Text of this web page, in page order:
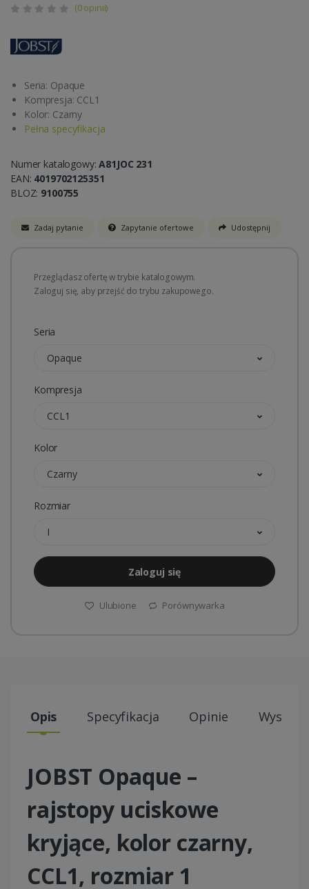
(0 opinii)
Seria: Opaque
Kompresja: CCL1
Kolor: Czarny
Pełna specyfikacja
Numer katalogowy:A81JOC 231
EAN: 4019702125351
BLOZ: 9100755
Zadaj pytanie Zapytanie ofertowe Udostępnij
Przeglądasz ofertę w trybie katalogowym.
Zaloguj się, aby przejść do trybu zakupowego.
Seria
Opaque
Kompresja
CCL1
Kolor
Czarny
Rozmiar
I
Zaloguj się
Ulubione Porównywarka
Opis Specyfikacja Opinie Wysyłki
JOBST Opaque –
rajstopy uciskowe
kryjące, kolor czarny,
CCL1, rozmiar 1